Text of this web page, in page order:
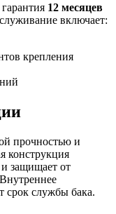
12 месяцев
включает:
крепления
прочностью и
конструкция
и защищает от
срок службы бака.